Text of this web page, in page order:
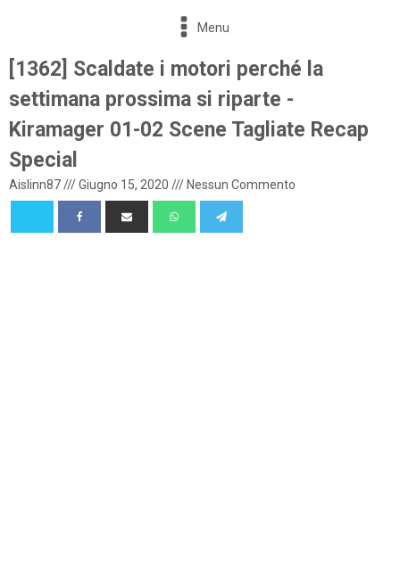
Menu
[1362] Scaldate i motori perché la
settimana prossima si riparte -
Kiramager 01-02 Scene Tagliate Recap
Special
Aislinn87///Giugno 15, 2020 /// Nessun Commento